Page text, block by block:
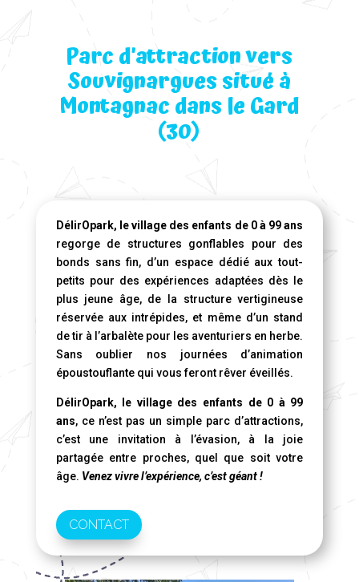
Parc d’attraction vers
Souvignargues situé à
Montagnac dans le Gard
(30)
DélirOpark, le village des enfants de 0 à 99 ans
regorge de structures gonflables pour des
bonds sans fin, d’un espace dédié aux tout-
petits pour des expériences adaptées dès le
plus jeune âge, de la structure vertigineuse
réservée aux intrépides, et même d’un stand
de tir à l’arbalète pour les aventuriers en herbe.
Sans oublier nos journées d’animation
époustouflante qui vous feront rêver éveillés.
DélirOpark, le village des enfants de 0 à 99
ans, ce n’est pas un simple parc d’attractions,
c’est une invitation à l’évasion, à la joie
partagée entre proches, quel que soit votre
âge. Venez vivre l’expérience, c’est géant !
CONTACT